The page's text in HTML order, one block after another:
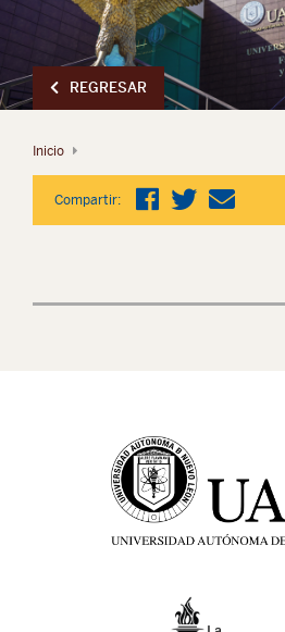
REGRESAR
Inicio
Compartir: